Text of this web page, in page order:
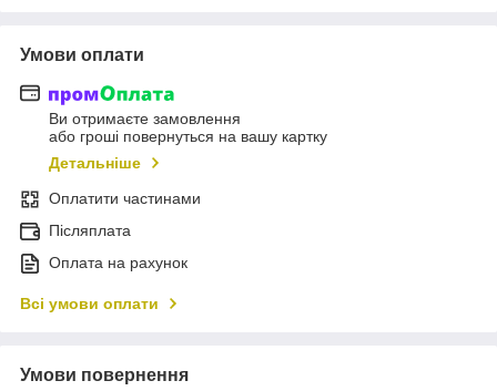
Умови оплати
Ви отримаєте замовлення
або гроші повернуться на вашу картку
Детальніше
Оплатити частинами
Післяплата
Оплата на рахунок
Всі умови оплати
Умови повернення